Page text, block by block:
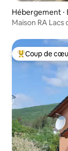
Hébergement ⋅
Maison RA Lacs
Coups de cœur
Coup de